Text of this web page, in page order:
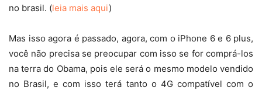
no brasil. (leia mais aqui)
Mas isso agora é passado, agora, com o iPhone 6 e 6 plus,
você não precisa se preocupar com isso se for comprá-los
na terra do Obama, pois ele será o mesmo modelo vendido
no Brasil, e com isso terá tanto o 4G compatível com o